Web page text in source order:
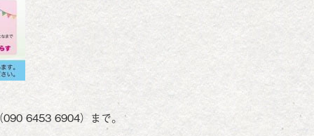
6453 6904）まで。